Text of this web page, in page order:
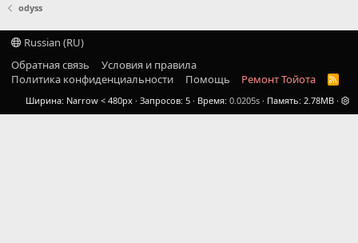
odyss
Russian (RU)
Обратная связь
Условия и правила
Политика конфиденциальности
Помощь Ремонт Тойота
R
S
S
Ширина Запросов 5 Время 0.0205s Память 2.78MB